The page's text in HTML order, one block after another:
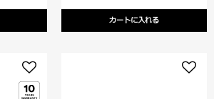
カートに入れる